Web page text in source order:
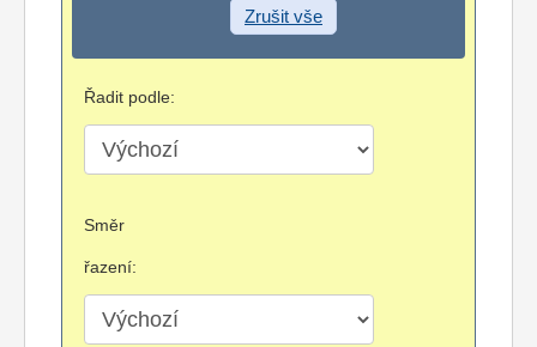
Zrušit vše
Řadit podle:
Směr
řazení: